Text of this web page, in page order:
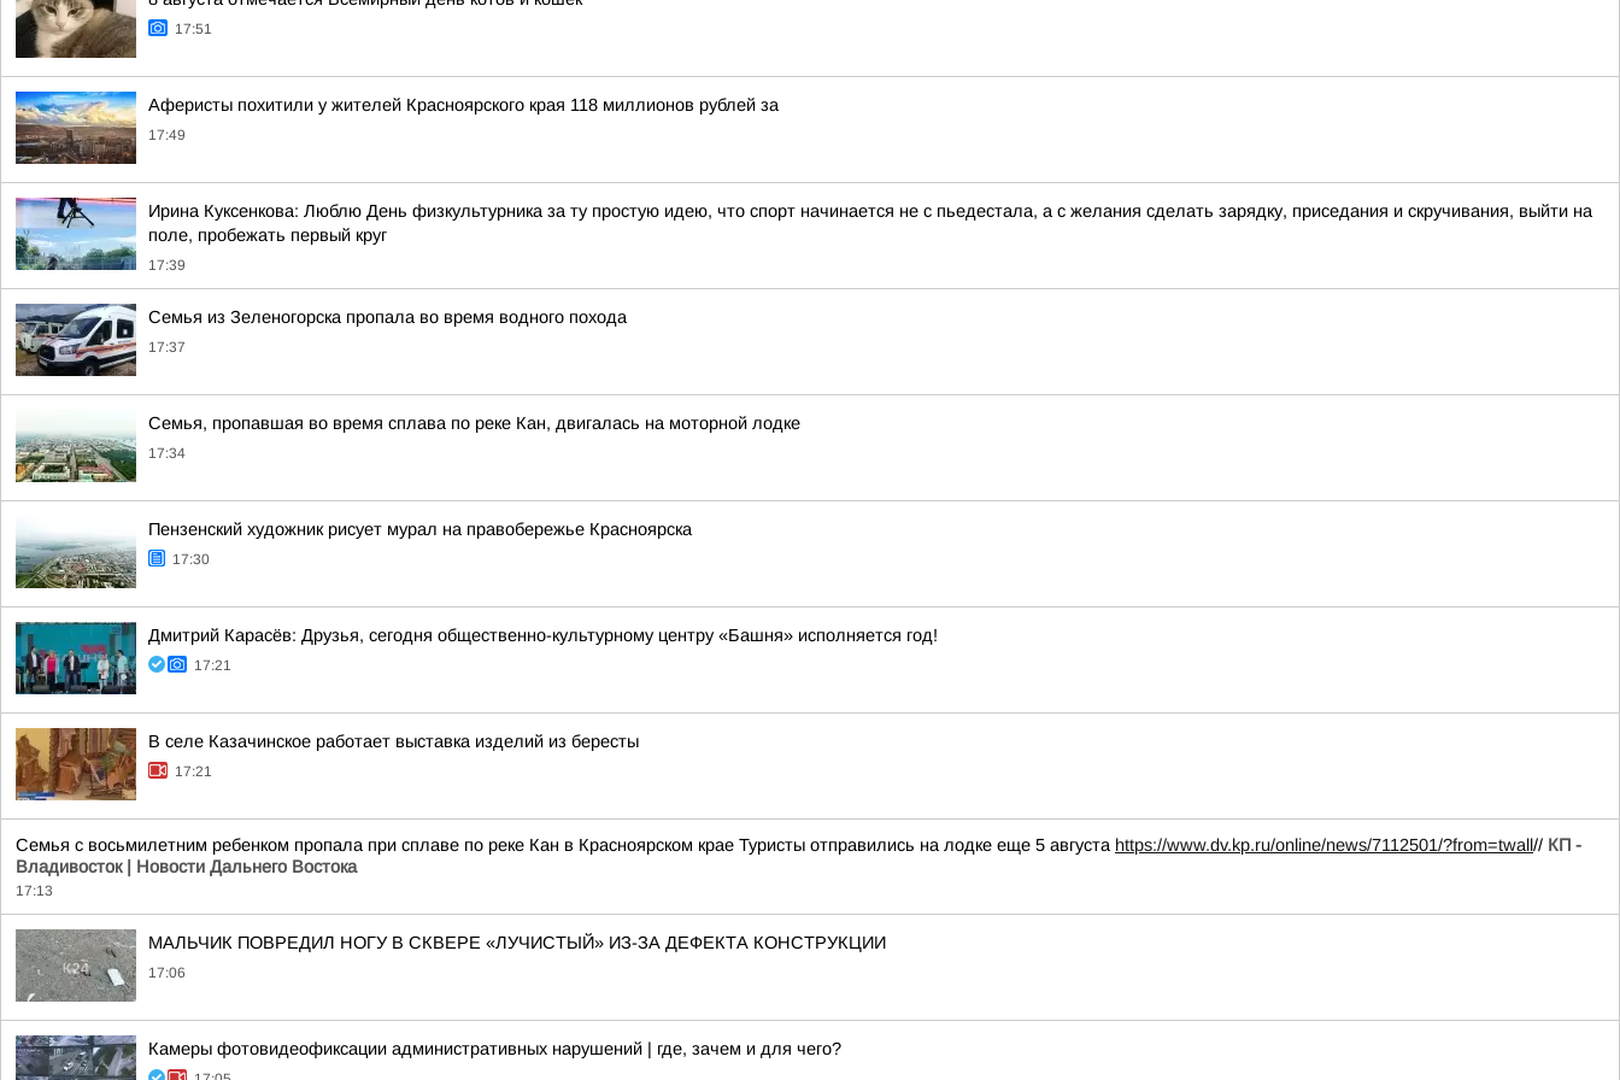
17:51
Аферисты похитили у жителей Красноярского края 118 миллионов рублей за
17:49
Ирина Куксенкова: Люблю День физкультурника за ту простую идею, что спорт начинается не с пьедестала, а с желания сделать зарядку, приседания и скручивания, выйти на
поле, пробежать первый круг
17:39
Семья из Зеленогорска пропала во время водного похода
17:37
Семья, пропавшая во время сплава по реке Кан, двигалась на моторной лодке
17:34
Пензенский художник рисует мурал на правобережье Красноярска
17:30
Дмитрий Карасёв: Друзья, сегодня общественно-культурному центру «Башня» исполняется год!
17:21
В селе Казачинское работает выставка изделий из бересты
17:21
Семья с восьмилетним ребенком пропала при сплаве по реке Кан в Красноярском крае Туристы отправились на лодке еще 5 августа https://www.dv.kp.ru/online/news/7112501/?from=twall// КП -
Владивосток | Новости Дальнего Востока
17:13
МАЛЬЧИК ПОВРЕДИЛ НОГУ В СКВЕРЕ «ЛУЧИСТЫЙ» ИЗ-ЗА ДЕФЕКТА КОНСТРУКЦИИ
17:06
Камеры фотовидеофиксации административных нарушений | где, зачем и для чего?